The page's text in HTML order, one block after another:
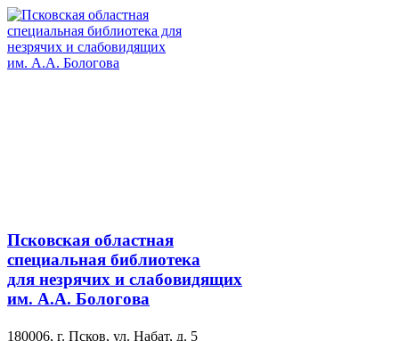
Псковская областная
специальная библиотека
для незрячих и слабовидящих
им. А.А. Бологова
180006, г. Псков, ул. Набат, д. 5